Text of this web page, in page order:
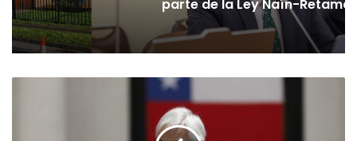
parte de la Ley Naín-Retamal